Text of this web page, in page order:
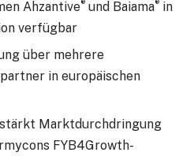
Ahzantive® und Baiama® in
verfügbar
über mehrere
in europäischen
Marktdurchdringung
FYB4Growth-